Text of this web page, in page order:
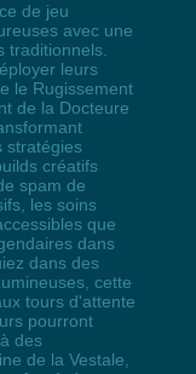
de jeu
avec une
traditionnels.
leurs
le Rugissement
de la Docteure
stratégies
créatifs
spam de
les soins
que
dans
dans des
cette
tours d'attente
pourront
des
de la Vestale,